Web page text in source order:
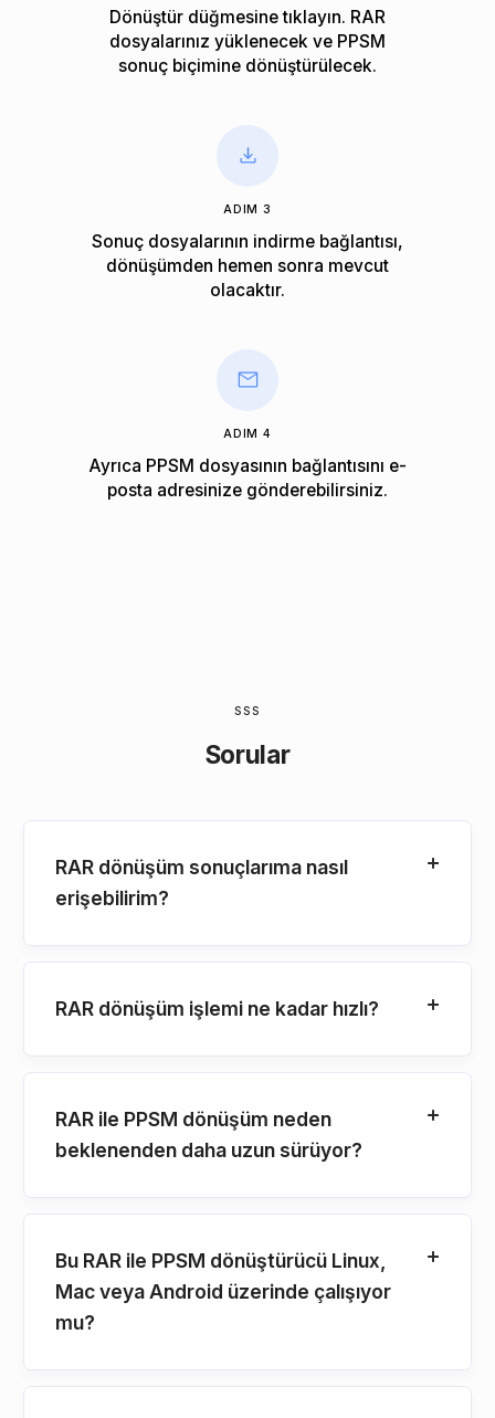
Dönüştür düğmesine tıklayın. RAR
dosyalarınız yüklenecek ve PPSM
sonuç biçimine dönüştürülecek.
ADIM 3
Sonuç dosyalarının indirme bağlantısı,
dönüşümden hemen sonra mevcut
olacaktır.
ADIM 4
Ayrıca PPSM dosyasının bağlantısını e-
posta adresinize gönderebilirsiniz.
SSS
Sorular
RAR dönüşüm sonuçlarıma nasıl
erişebilirim?
RAR dönüşüm işlemi ne kadar hızlı?
RAR ile PPSM dönüşüm neden
beklenenden daha uzun sürüyor?
Bu RAR ile PPSM dönüştürücü Linux,
Mac veya Android üzerinde çalışıyor
mu?